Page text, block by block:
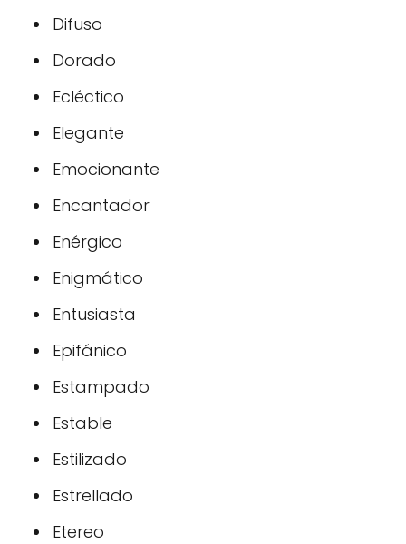
Difuso
Dorado
Ecléctico
Elegante
Emocionante
Encantador
Enérgico
Enigmático
Entusiasta
Epifánico
Estampado
Estable
Estilizado
Estrellado
Etereo